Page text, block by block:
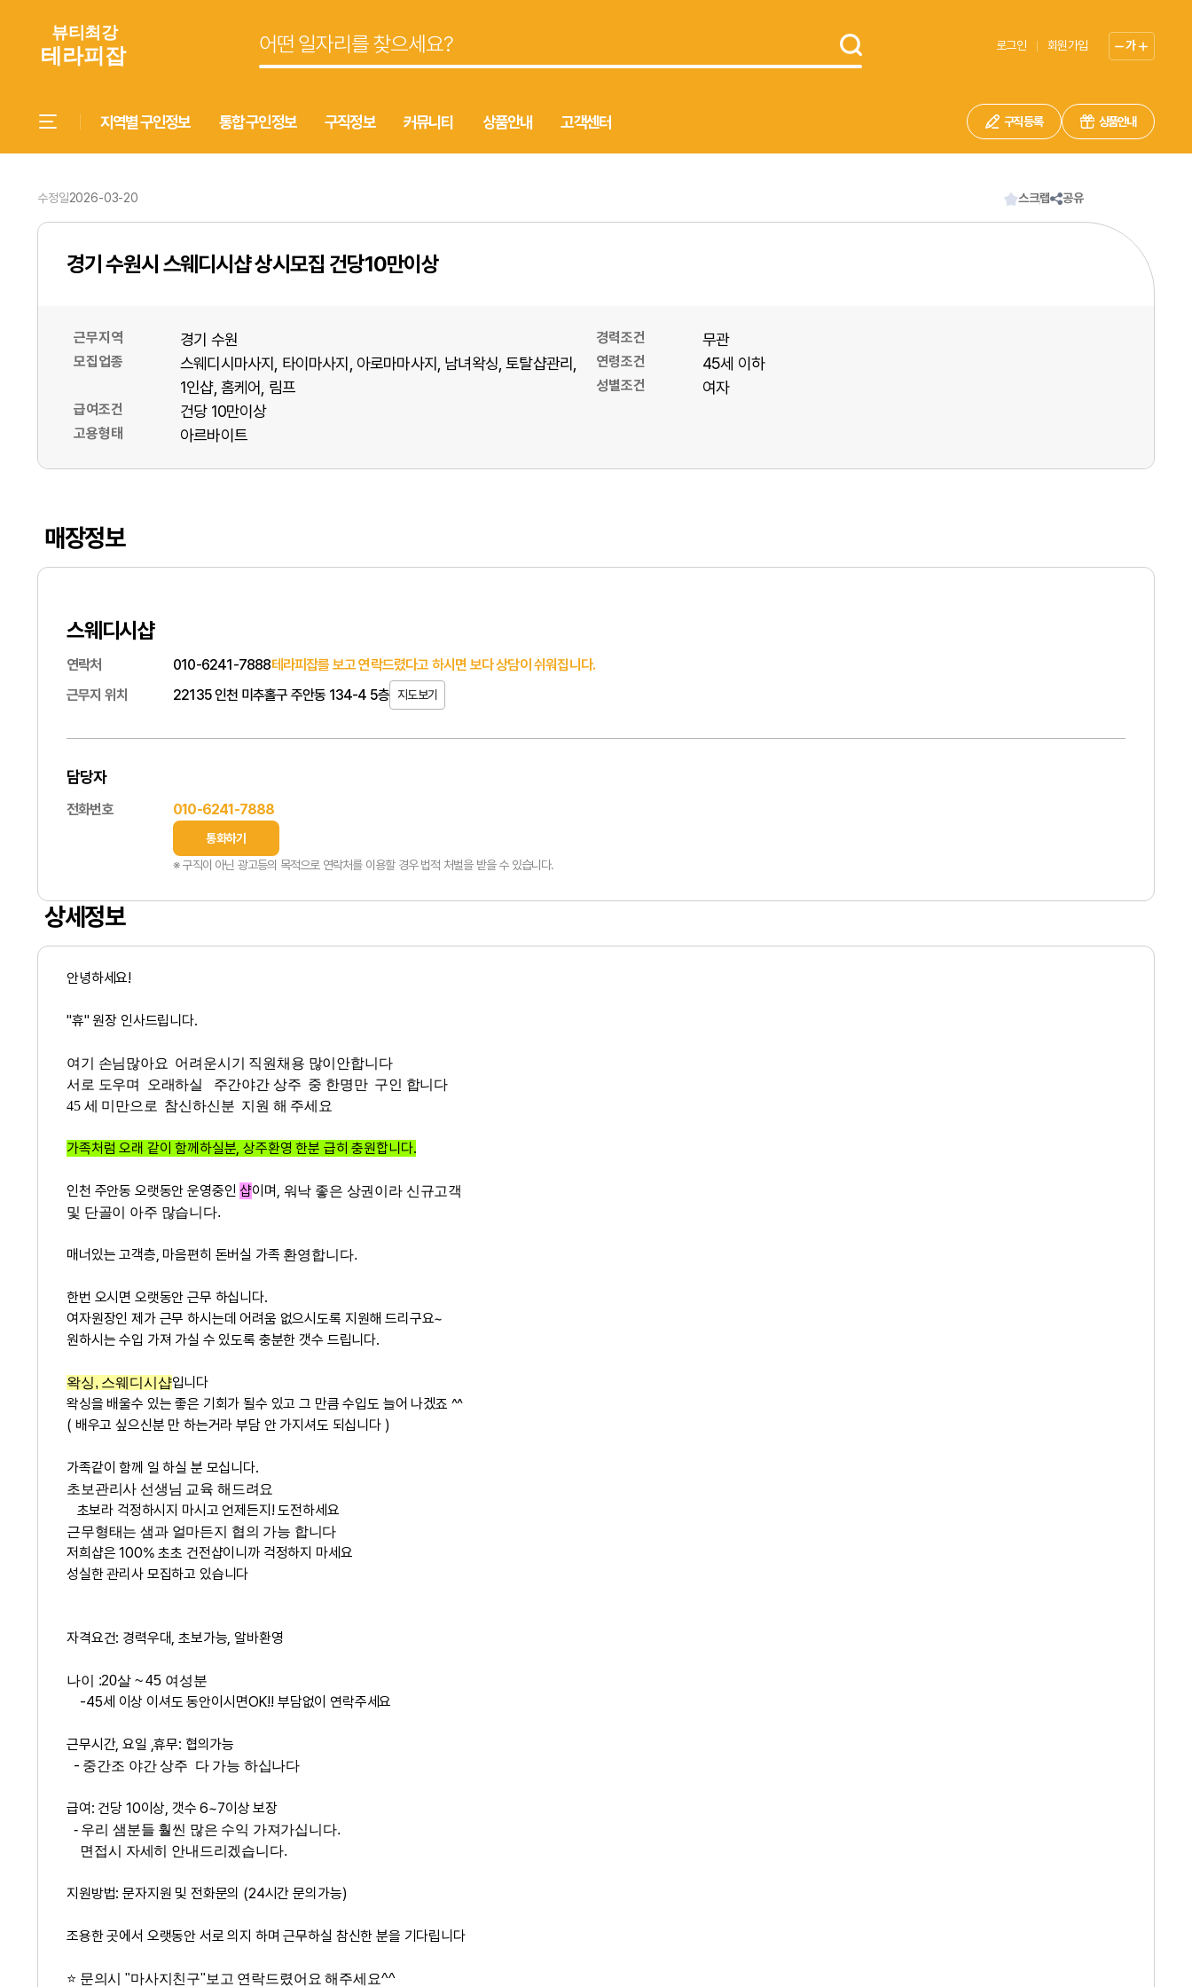
로그인 회원가입 가
지역별 구인정보 통합 구인정보 구직정보 커뮤니티 상품안내 고객센터 구직 등록 상품안내
수정일2026-03-20 스크랩 공유
경기 수원시 스웨디시샵 상시모집 건당10만이상
근무지역 경기 수원
모집업종 스웨디시마사지 타이마사지 아로마마사지 남녀왁싱 토탈샵관리
1인샵 홈케어 림프
급여조건 건당 10만이상
고용형태 아르바이트
경력조건 무관
연령조건 45세 이하
성별조건 여자
매장정보
스웨디시샵
연락처 010-6241-7888테라피잡를 보고 연락드렸다고 하시면 보다 상담이 쉬워집니다.
근무지 위치
22135 인천 미추홀구 주안동 134-4 5층 지도보기
담당자
전화번호 010-6241-7888
통화하기
※ 구직이 아닌 광고등의 목적으로 연락처를 이용할 경우 법적 처벌을 받을 수 있습니다.
상세정보
안녕하세요!
"휴"원장 인사드립니다.
여기 손님많아요 어려운시기 직원채용 많이안합니다
서로 도우며 오래하실 주간야간 상주 중 한명만 구인 합니다
45 세 미만으로 참신하신분 지원 해 주세요
가족처럼 오래 같이 함께하실분, 상주환영 한분 급히 충원합니다.
인천 주안동 오랫동안 운영중인 샵이며, 워낙 좋은 상권이라 신규고객
및 단골이 아주 많습니다.
매너있는 고객층, 마음편히 돈버실 가족 환영합니다.
한번 오시면 오랫동안 근무 하십니다.
여자원장인 제가 근무 하시는데 어려움 없으시도록 지원해 드리구요~
원하시는 수입 가져 가실 수 있도록 충분한 갯수 드립니다.
왁싱, 스웨디시샵입니다
왁싱을 배울수 있는 좋은 기회가 될수 있고 그 만큼 수입도 늘어 나겠죠 ^^
( 배우고 싶으신분 만 하는거라 부담 안 가지셔도 되십니다 )
가족같이 함께 일 하실 분 모십니다.
초보관리사 선생님 교육 해드려요
초보라 걱정하시지 마시고 언제든지! 도전하세요
근무형태는 샘과 얼마든지 협의 가능 합니다
저희샵은 100% 초초 건전샵이니까 걱정하지 마세요
성실한 관리사 모집하고 있습니다
자격요건: 경력우대, 초보가능, 알바환영
나이 :20살 ~ 45 여성분
-45세 이상 이셔도 동안이시면OK!! 부담없이 연락주세요
근무시간, 요일 ,휴무: 협의가능
- 중간조 야간 상주 다 가능 하십나다
급여: 건당 10이상, 갯수 6~7이상 보장
- 우리 샘분들 훨씬 많은 수익 가져가십니다.
면접시 자세히 안내드리겠습니다.
지원방법: 문자지원 및 전화문의 (24시간 문의가능)
조용한 곳에서 오랫동안 서로 의지 하며 근무하실 참신한 분을 기다립니다
⭐ 문의시 "마사지친구"보고 연락드렸어요 해주세요^^